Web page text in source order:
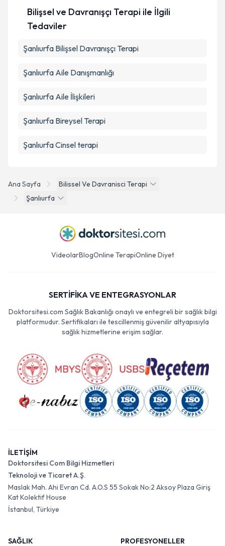
Ana Sayfa
Bilissel Ve Davranisci Terapi
Şanlıurfa
Bilişsel ve Davranışçı Terapi ile İlgili
Tedaviler
Şanlıurfa Bilişsel Davranışçı Terapi
Şanlıurfa Aile Danışmanlığı
Şanlıurfa Aile İlişkileri
Şanlıurfa Bireysel Terapi
Şanlıurfa Cinsel terapi
VideolarBlogOnline TerapiOnline Diyet
SERTİFİKA VE ENTEGRASYONLAR
Doktorsitesi.com Sağlık Bakanlığı onaylı ve entegreli bir sağlık bilgi
platformudur. Sertifikaları ile tescillenmiş güvenilir altyapısıyla
sağlık hizmetlerine erişim sağlar.
İLETİŞİM
Doktorsitesi Com Bilgi Hizmetleri
Teknoloji ve Ticaret A.Ş.
Maslak Mah. Ahi Evran Cd. A.O.S 55 Sokak No:2 Aksoy Plaza Giriş
Kat Kolektif House
İstanbul, Türkiye
SAĞLIK
PROFESYONELLER